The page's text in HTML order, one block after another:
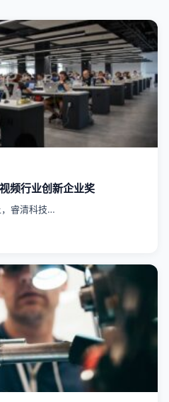
频行业创新企业奖
睿清科技…